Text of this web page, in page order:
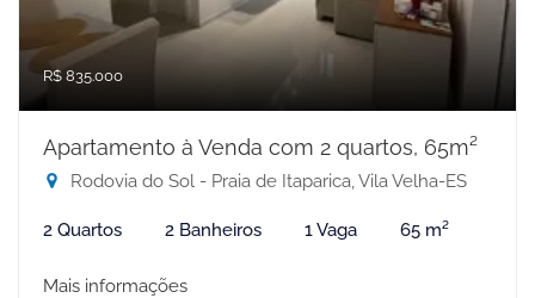
R$ 835.000
Apartamento à Venda com 2 quartos, 65m²
Rodovia do Sol - Praia de Itaparica, Vila Velha-ES
2 Quartos 2 Banheiros 1 Vaga 65 m²
Mais informações